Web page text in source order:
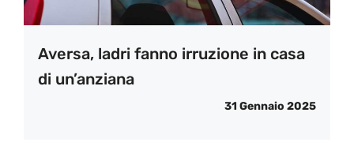
Aversa, ladri fanno irruzione in casa
di un’anziana
31 Gennaio 2025